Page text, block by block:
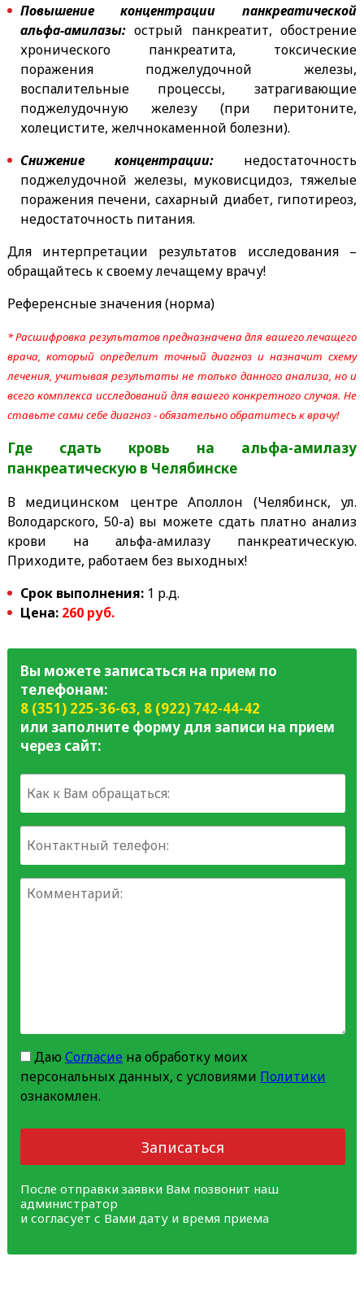
Повышение концентрации панкреатической
альфа-амилазы:острый панкреатит, обострение
хронического панкреатита, токсические
поражения поджелудочной железы,
воспалительные процессы, затрагивающие
поджелудочную железу (при перитоните,
холецистите, желчнокаменной болезни).
Снижение концентрации: недостаточность
поджелудочной железы, муковисцидоз, тяжелые
поражения печени, сахарный диабет, гипотиреоз,
недостаточность питания.
Для интерпретации результатов исследования –
обращайтесь к своему лечащему врачу!
Референсные значения (норма)
* Расшифровка результатов предназначена для вашего лечащего
врача, который определит точный диагноз и назначит схему
лечения, учитывая результаты не только данного анализа, но и
всего комплекса исследований для вашего конкретного случая. Не
ставьте сами себе диагноз - обязательно обратитесь к врачу!
Где сдать кровь на альфа-амилазу
панкреатическую в Челябинске
В медицинском центре Аполлон (Челябинск, ул.
Володарского, 50-а) вы можете сдать платно анализ
крови на альфа-амилазу панкреатическую.
Приходите, работаем без выходных!
Срок выполнения:1 р.д.
Цена: 260 руб.
Вы можете записаться на прием по
телефонам:
8 (351) 225-36-63, 8 (922) 742-44-42
или заполните форму для записи на прием
через сайт:
Даю Согласиена обработку моих
персональных данных, с условиями Политики
ознакомлен.
Записаться
После отправки заявки Вам позвонит наш
администратор
и согласует с Вами дату и время приема